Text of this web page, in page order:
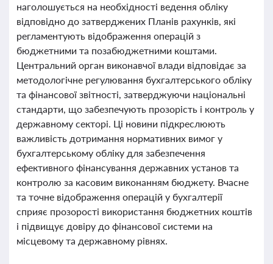
наголошується на необхідності ведення обліку
відповідно до затверджених Планів рахунків, які
регламентують відображення операцій з
бюджетними та позабюджетними коштами.
Центральний орган виконавчої влади відповідає за
методологічне регулювання бухгалтерського обліку
та фінансової звітності, затверджуючи національні
стандарти, що забезпечують прозорість і контроль у
державному секторі. Ці новини підкреслюють
важливість дотримання нормативних вимог у
бухгалтерському обліку для забезпечення
ефективного фінансування державних установ та
контролю за касовим виконанням бюджету. Вчасне
та точне відображення операцій у бухгалтерії
сприяє прозорості використання бюджетних коштів
і підвищує довіру до фінансової системи на
місцевому та державному рівнях.